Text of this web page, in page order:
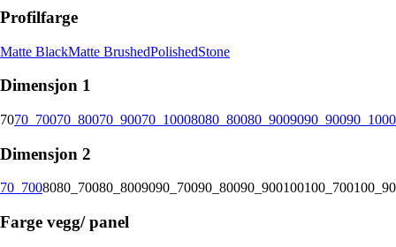
Profilfarge
Matte BlackMatte BrushedPolishedStone
Dimensjon 1
7070_70070_80070_90070_10008080_80080_9009090_90090_1000
Dimensjon 2
70_7008080_70080_8009090_70090_80090_900100100_700
Farge vegg/ panel